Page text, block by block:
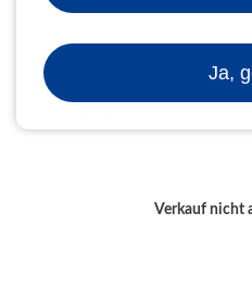
Verkauf nicht
Ja,